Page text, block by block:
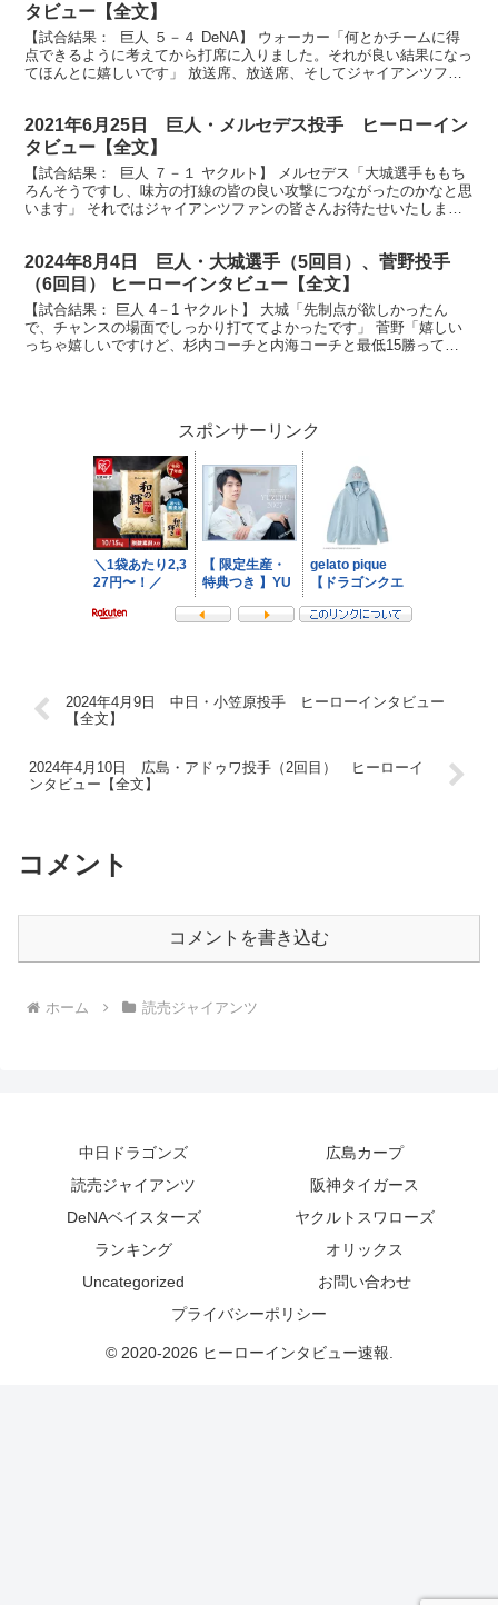
タビュー【全文】
【試合結果： 巨人 ５－４ DeNA】 ウォーカー「何とかチームに得
点できるように考えてから打席に入りました。それが良い結果になっ
てほんとに嬉しいです」 放送席、放送席、そしてジャイアンツファ
2021年6月25日 巨人・メルセデス投手 ヒーローイン
タビュー【全文】
【試合結果： 巨人 ７－１ ヤクルト】 メルセデス「大城選手ももち
ろんそうですし、味方の打線の皆の良い攻撃につながったのかなと思
います」 それではジャイアンツファンの皆さんお待たせいたしまし
2024年8月4日 巨人・大城選手（5回目）、菅野投手
（6回目） ヒーローインタビュー【全文】
【試合結果： 巨人 4－1 ヤクルト】 大城「先制点が欲しかったん
で、チャンスの場面でしっかり打ててよかったです」 菅野「嬉しい
っちゃ嬉しいですけど、杉内コーチと内海コーチと最低15勝ってい
スポンサーリンク
2024年4月9日 中日・小笠原投手 ヒーローインタビュー
【全文】
2024年4月10日 広島・アドゥワ投手（2回目） ヒーローイ
ンタビュー【全文】
コメント
コメントを書き込む
ホーム 読売ジャイアンツ
中日ドラゴンズ
広島カープ
読売ジャイアンツ
阪神タイガース
DeNAベイスターズ
ヤクルトスワローズ
ランキング
オリックス
Uncategorized
お問い合わせ
プライバシーポリシー
© 2020-2026 ヒーローインタビュー速報.